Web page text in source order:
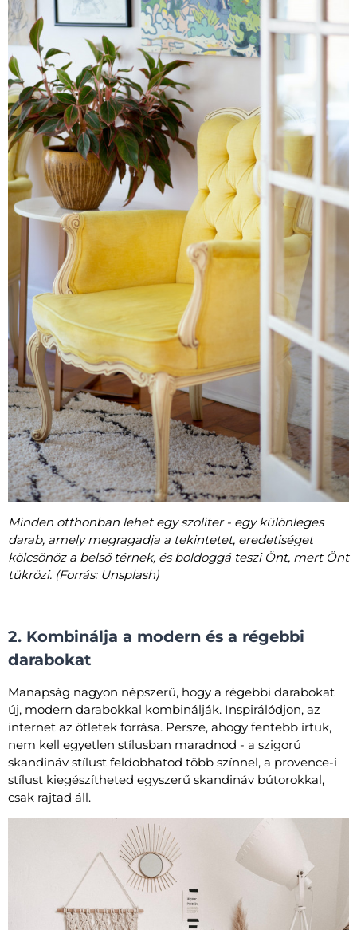
Minden otthonban lehet egy szoliter - egy különleges
darab, amely megragadja a tekintetet, eredetiséget
kölcsönöz a belső térnek, és boldoggá teszi Önt, mert Önt
tükrözi. (Forrás: Unsplash)
2. Kombinálja a modern és a régebbi
darabokat
Manapság nagyon népszerű, hogy a régebbi darabokat
új, modern darabokkal kombinálják. Inspirálódjon, az
internet az ötletek forrása. Persze, ahogy fentebb írtuk,
nem kell egyetlen stílusban maradnod - a szigorú
skandináv stílust feldobhatod több színnel, a provence-i
stílust kiegészítheted egyszerű skandináv bútorokkal,
csak rajtad áll.